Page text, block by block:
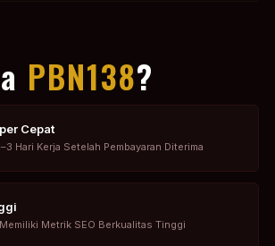
PBN138?
Cepat
Hari Kerja Setelah Pembayaran Diterima
Metrik SEO Berkualitas Tinggi